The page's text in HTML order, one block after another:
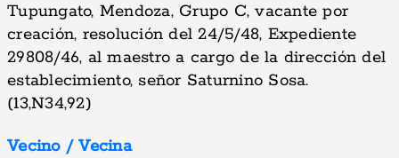
Tupungato, Mendoza, Grupo C, vacante por
creación, resolución del 24/5/48, Expediente
29808/46, al maestro a cargo de la dirección del
establecimiento, señor Saturnino Sosa.
(13,N34,92)
Vecino / Vecina